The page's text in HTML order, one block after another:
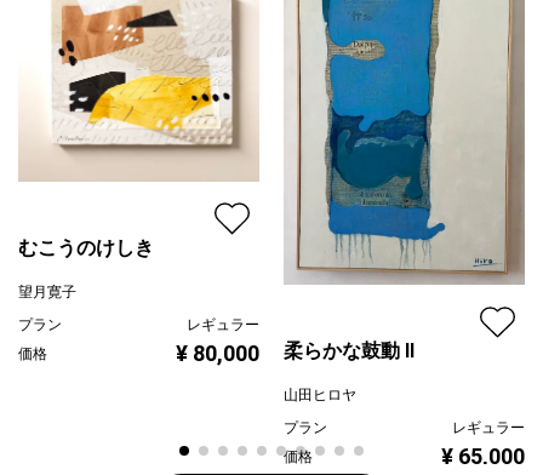
むこうのけしき
望月寛子
プラン
レギュラー
価格
¥ 80,000 柔らかな鼓動 Ⅱ
山田ヒロヤ
プラン
レギュラー
価格
¥ 65,000